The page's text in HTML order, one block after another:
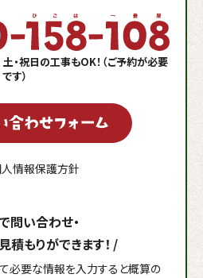
土・祝日の工事もOK！（ご予約が必要
です）
情報保護方針
問い合わせ・
積もりができます！ /
て必要な情報を入力すると概算の